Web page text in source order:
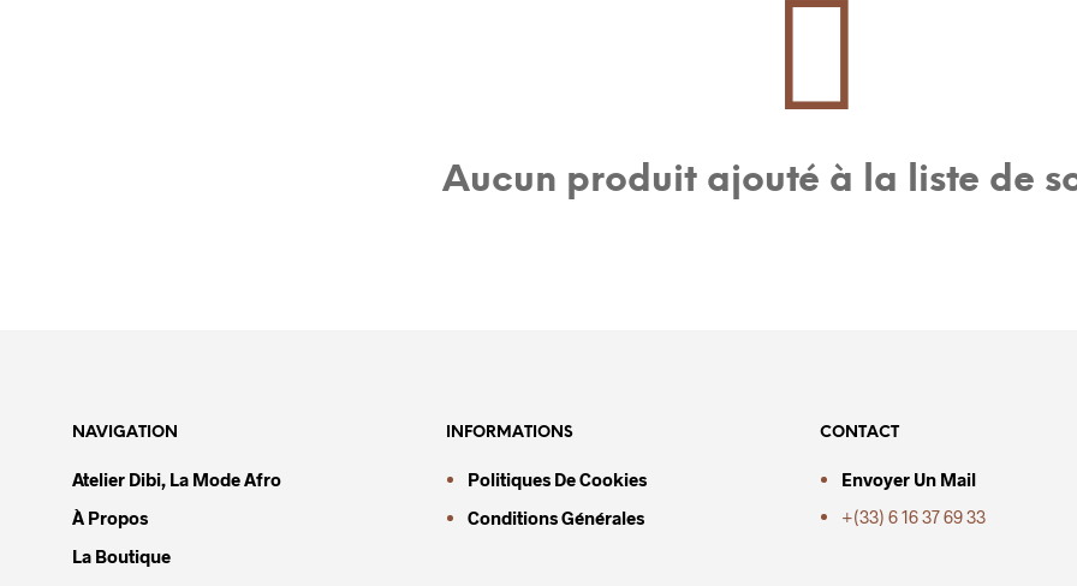
Aucun produit ajouté à la liste de
NAVIGATION
Atelier Dibi, La Mode Afro
À Propos
La Boutique
INFORMATIONS
Politiques De Cookies
Conditions Générales
CONTACT
Envoyer Un Mail
+(33) 6 16 37 69 33